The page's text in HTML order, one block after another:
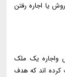
یا اجاره رفتن
واجاره یک ملک
کرده اند که هدف